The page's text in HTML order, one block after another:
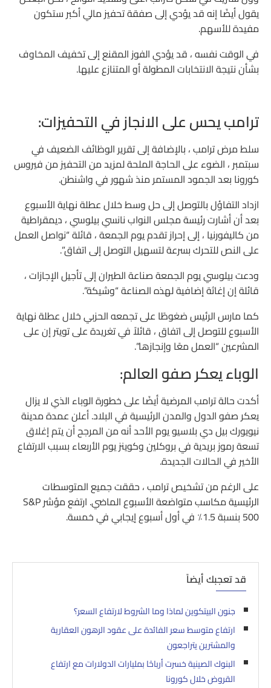
يقول أيضًا إنه قد يؤدي إلى صفقة تحفيز مالي أكبر ستكون
مفيدة للأسهم.
في الوقت نفسه ، قد يؤدي الفوز المقنع إلى تخفيف المخاوف
بشأن نتيجة الانتخابات المطولة أو المتنازع عليها.
ترامب يحس على الانجاز في التحفيزات:
سلط مرض ترامب ، بالإضافة إلى تقرير الوظائف الضعيف في
سبتمبر ، الضوء على الحاجة الملحة لمزيد من التحفيز من فيروس
كورونا بعد الجمود المستمر منذ شهور في واشنطن.
ازداد التفاؤل بالتوصل إلى حل وسط خلال عطلة نهاية الأسبوع
بعد أن أشارت رئيسة مجلس النواب نانسي بيلوسي ، ديمقراطية
من كاليفورنيا ، إلى إحراز تقدم يوم الجمعة ، قائلة “نواصل العمل
على النص للتحرك بسرعة لتسهيل التوصل إلى اتفاق”.
ودعت بيلوسي يوم الجمعة صناعة الطيران إلى تأجيل الإجازات ،
قائلة إن إغاثة إضافية لهذه الصناعة “وشيكة”.
كما مارس الرئيس ضغوطًا على تجمعه الحزبي خلال عطلة نهاية
الأسبوع للتوصل إلى اتفاق ، قائلاً في تغريدة على تويتر إن على
المشرعين “العمل معًا وإنجازها”.
الوباء يعكر صفو العالم:
أكدت حالة ترامب المرضية أيضًا على خطورة الوباء الذي لا يزال
يعكر صفو الدول والمدن الرئيسية في البلاد. أعلن عمدة مدينة
نيويورك بيل دي بلاسيو يوم الأحد أنه من المرجح أن يتم إغلاق
تسعة رموز بريدية في بروكلين وكوينز يوم الأربعاء بسبب الارتفاع
الأخير في الحالات الجديدة.
على الرغم من تشخيص ترامب ، حققت جميع المتوسطات
الرئيسية مكاسب متواضعة الأسبوع الماضي. ارتفع مؤشر S&P
500 بنسبة 1.5٪ في أول أسبوع إيجابي في خمسة.
قد تعجبك أيضاً
جنون البيتكوين لماذا وما الشروط لارتفاع السعر؟
ارتفاع متوسط ​​سعر الفائدة على عقود الرهون العقارية
والمشترين يتراجعون
البنوك الصينية خسرت أرباحًا بمليارات الدولارات مع ارتفاع
القروض خلال كورونا